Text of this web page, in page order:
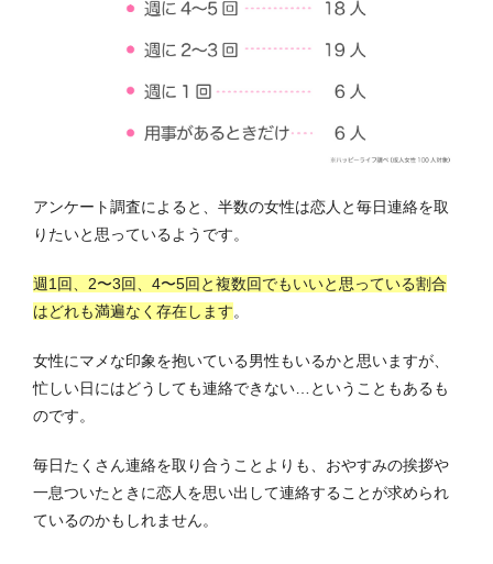
アンケート調査によると、半数の女性は恋人と毎日連絡を取
りたいと思っているようです。
週1回、2〜3回、4〜5回と複数回でもいいと思っている割合
はどれも満遍なく存在します。
女性にマメな印象を抱いている男性もいるかと思いますが、
忙しい日にはどうしても連絡できない…ということもあるも
のです。
毎日たくさん連絡を取り合うことよりも、おやすみの挨拶や
一息ついたときに恋人を思い出して連絡することが求められ
ているのかもしれません。